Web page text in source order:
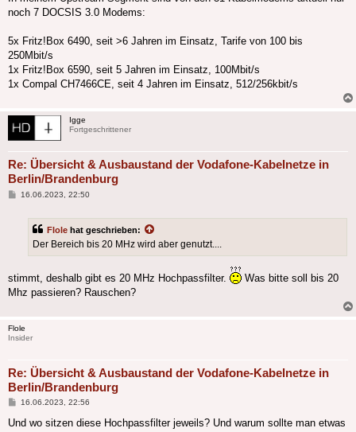
noch 7 DOCSIS 3.0 Modems:
5x Fritz!Box 6490, seit >6 Jahren im Einsatz, Tarife von 100 bis
250Mbit/s
1x Fritz!Box 6590, seit 5 Jahren im Einsatz, 100Mbit/s
1x Compal CH7466CE, seit 4 Jahren im Einsatz, 512/256kbit/s
Igge
Fortgeschrittener
Re: Übersicht & Ausbaustand der Vodafone-Kabelnetze in
Berlin/Brandenburg
Beitrag
16.06.2023, 22:50
Flole hat geschrieben:
Der Bereich bis 20 MHz wird aber genutzt....
stimmt, deshalb gibt es 20 MHz Hochpassfilter.
Was bitte soll bis 20
Mhz passieren? Rauschen?
Flole
Insider
Re: Übersicht & Ausbaustand der Vodafone-Kabelnetze in
Berlin/Brandenburg
Beitrag
16.06.2023, 22:56
Und wo sitzen diese Hochpassfilter jeweils? Und warum sollte man etwas